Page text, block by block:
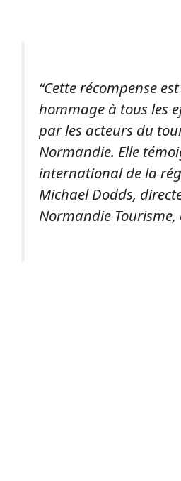
“Cette récompense
hommage à tous les
par les acteurs du
Normandie. Elle
international de la
Michael Dodds,
Normandie Tourisme,